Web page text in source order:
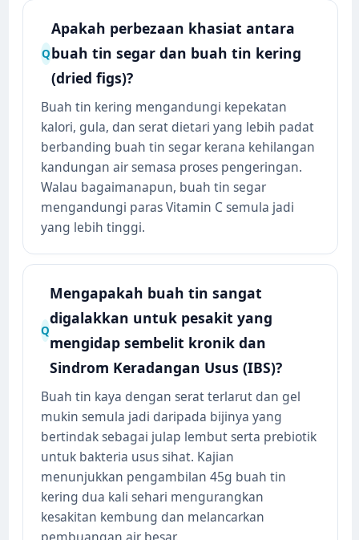
Q
Apakah perbezaan khasiat antara
buah tin segar dan buah tin kering
(dried figs)?
Buah tin kering mengandungi kepekatan
kalori, gula, dan serat dietari yang lebih padat
berbanding buah tin segar kerana kehilangan
kandungan air semasa proses pengeringan.
Walau bagaimanapun, buah tin segar
mengandungi paras Vitamin C semula jadi
yang lebih tinggi.
Q
Mengapakah buah tin sangat
digalakkan untuk pesakit yang
mengidap sembelit kronik dan
Sindrom Keradangan Usus (IBS)?
Buah tin kaya dengan serat terlarut dan gel
mukin semula jadi daripada bijinya yang
bertindak sebagai julap lembut serta prebiotik
untuk bakteria usus sihat. Kajian
menunjukkan pengambilan 45g buah tin
kering dua kali sehari mengurangkan
kesakitan kembung dan melancarkan